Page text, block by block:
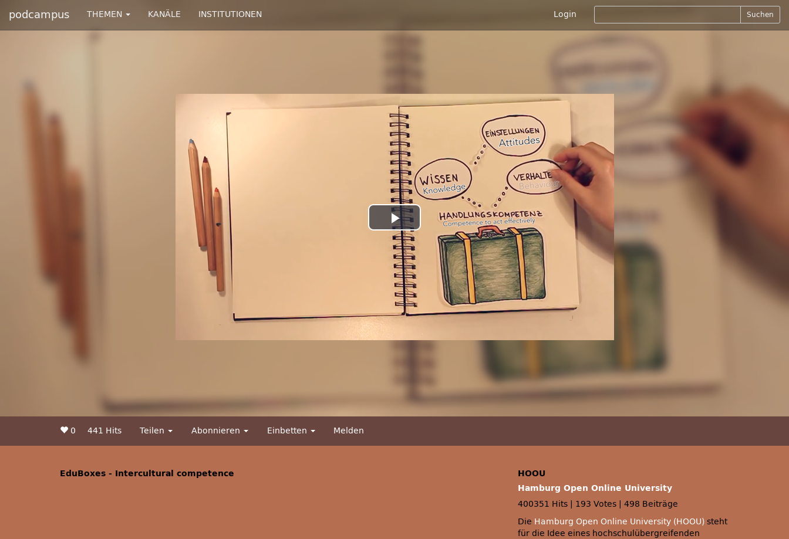
podcampus THEMEN KANÄLE INSTITUTIONEN Login Suchen
Play
Video
0 441 Hits Teilen Abonnieren Einbetten Melden
EduBoxes - Intercultural competence
HOOU
Hamburg Open Online University
400351 Hits
193 Votes
498 Beiträge
Die Hamburg Open Online University (HOOU) steht
für die Idee eines hochschulübergreifenden